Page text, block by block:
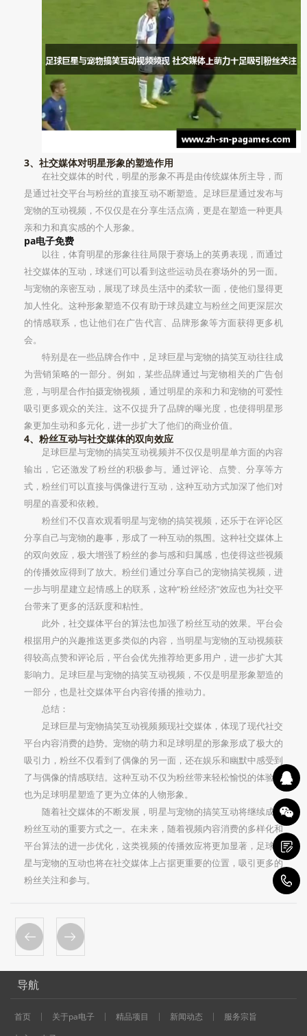
3、社交媒体对明星形象的塑造作用
在社交媒体的时代，明星的形象不再是由传统媒体所主导，而
是通过社交平台与粉丝的直接互动不断塑造。足球巨星通过发布与
宠物的互动视频，不仅仅是在分享生活点滴，更是在塑造一种更具
亲和力和真实感的个人形象。
pa电子免费
以往，体育明星的形象往往局限于赛场上的英勇表现，而通过
社交媒体的互动，球迷们可以看到这些运动员在赛场外的另一面。
与宠物的亲密互动，展现了球员生活中的柔软一面，使他们显得更
加人性化。这种形象塑造不仅有助于球员建立与粉丝之间更深层次
的情感联系，也让他们在广告代言、品牌形象等方面获得更多机
会。
特别是在一些品牌合作中，足球巨星与宠物的搞笑互动往往成
为营销策略的一部分。例如，某些品牌通过与宠物相关的广告创
意，与明星合作拍摄宠物视频，通过明星的亲和力和宠物的可爱性
吸引更多观众的关注。这不仅提升了品牌的曝光度，也使得明星形
象更加生动和多元化，进一步扩大了他们的商业价值。
4、粉丝互动与社交媒体的双向效应
足球巨星与宠物的搞笑互动视频并不仅仅是明星单方面的内容
输出，它还激发了粉丝的积极参与。通过评论、点赞、分享等方
式，粉丝们可以直接与偶像进行互动，这种互动方式加深了他们对
明星的喜爱和依赖。
粉丝们不仅喜欢观看明星与宠物的搞笑视频，还乐于在评论区
分享自己与宠物的趣事，形成了一种互动的氛围。这种社交媒体上
的双向效应，极大增强了粉丝的参与感和归属感，也使得这些视频
的传播效应得到了放大。粉丝们通过分享自己的宠物搞笑视频，进
一步与明星建立起情感上的联系，这种“粉丝经济”效应也为社交平
台带来了更多的活跃度和粘性。
此外，社交媒体平台的算法也加强了粉丝互动的效果。平台会
根据用户的兴趣推送更多类似的内容，当明星与宠物的互动视频获
得较高点赞和评论后，平台会优先推荐给更多用户，进一步扩大其
影响力。足球巨星与宠物的搞笑互动视频，不仅是明星形象塑造的
一部分，也是社交媒体平台内容传播的推动力。
总结：
足球巨星与宠物搞笑互动视频频现社交媒体，体现了现代社交
平台内容消费的趋势。宠物的萌力和足球明星的形象形成了极大的
吸引力，粉丝不仅看到了偶像的另一面，还在娱乐和幽默中感受到
了与偶像的情感联结。这种互动不仅为粉丝带来轻松愉悦的体验，
也为足球明星塑造了更为立体的人物形象。
随着社交媒体的不断发展，明星与宠物的搞笑互动将继续成为
粉丝互动的重要方式之一。在未来，随着视频内容消费的多样化和
平台算法的进一步优化，这类视频的传播效应将更加显著，足球明
星与宠物的互动也将在社交媒体上占据更重要的位置，吸引更多的
粉丝关注和参与。
导航
首页 关于pa电子 精品项目 新闻动态
服务宗旨